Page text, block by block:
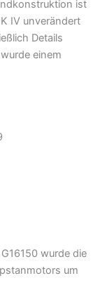
ist
IV unverändert
Details
einem
wurde die
um